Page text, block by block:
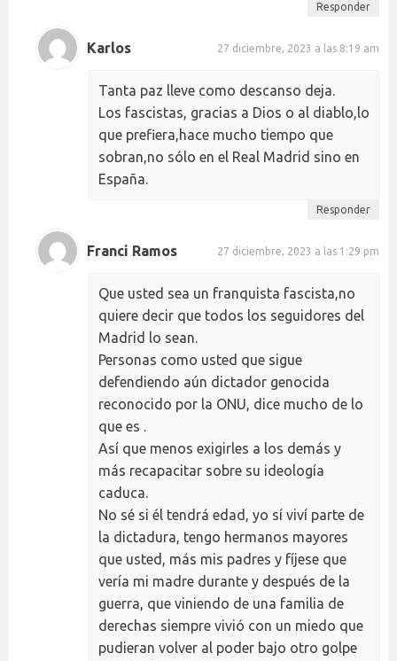
Responder
Karlos 27 diciembre, 2023 a las 8:19 am
Tanta paz lleve como descanso deja.
Los fascistas, gracias a Dios o al diablo,lo
que prefiera,hace mucho tiempo que
sobran,no sólo en el Real Madrid sino en
España.
Responder
Franci Ramos 27 diciembre, 2023 a las 1:29 pm
Que usted sea un franquista fascista,no
quiere decir que todos los seguidores del
Madrid lo sean.
Personas como usted que sigue
defendiendo aún dictador genocida
reconocido por la ONU, dice mucho de lo
que es .
Así que menos exigirles a los demás y
más recapacitar sobre su ideología
caduca.
No sé si él tendrá edad, yo sí viví parte de
la dictadura, tengo hermanos mayores
que usted, más mis padres y fíjese que
vería mi madre durante y después de la
guerra, que viniendo de una familia de
derechas siempre vivió con un miedo que
pudieran volver al poder bajo otro golpe